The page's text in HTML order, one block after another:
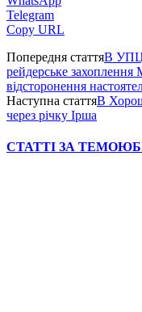
Telegram
Copy URL
Попередня статтяВ УПЦ
рейдерське захоплення
відсторонення
Наступна статтяВ
через річку Ірша
СТАТТІ ЗА ТЕМОЮ